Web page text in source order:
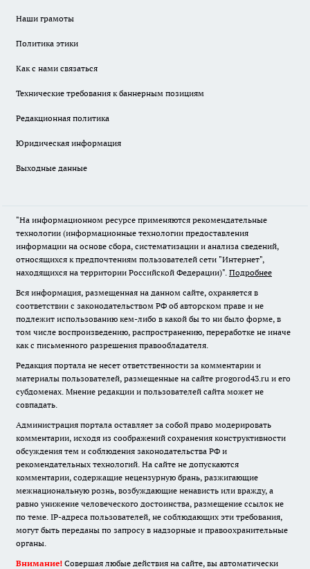
Наши грамоты
Политика этики
Как с нами связаться
Технические требования к баннерным позициям
Редакционная политика
Юридическая информация
Выходные данные
"На информационном ресурсе применяются рекомендательные
технологии (информационные технологии предоставления
информации на основе сбора, систематизации и анализа сведений,
относящихся к предпочтениям пользователей сети "Интернет",
находящихся на территории Российской Федерации)". Подробнее
Вся информация, размещенная на данном сайте, охраняется в
соответствии с законодательством РФ об авторском праве и не
подлежит использованию кем-либо в какой бы то ни было форме, в
том числе воспроизведению, распространению, переработке не иначе
как с письменного разрешения правообладателя.
Редакция портала не несет ответственности за комментарии и
материалы пользователей, размещенные на сайте progorod43.ru и его
субдоменах. Мнение редакции и пользователей сайта может не
совпадать.
Администрация портала оставляет за собой право модерировать
комментарии, исходя из соображений сохранения конструктивности
обсуждения тем и соблюдения законодательства РФ и
рекомендательных технологий. На сайте не допускаются
комментарии, содержащие нецензурную брань, разжигающие
межнациональную рознь, возбуждающие ненависть или вражду, а
равно унижение человеческого достоинства, размещение ссылок не
по теме. IP-адреса пользователей, не соблюдающих эти требования,
могут быть переданы по запросу в надзорные и правоохранительные
органы.
Внимание! Совершая любые действия на сайте, вы автоматически